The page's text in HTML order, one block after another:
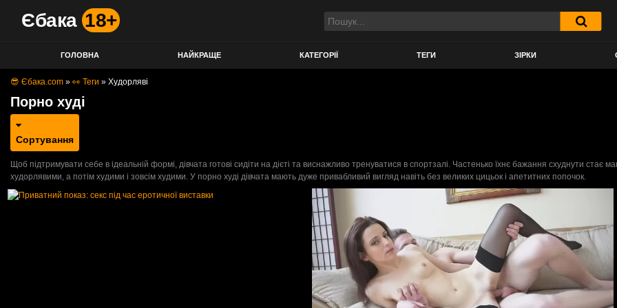
Єбака 18+
ГОЛОВНА НАЙКРАЩЕ КАТЕГОРІЇ ТЕГИ ЗІРКИ
😎 Єбака.com » 👀 Теги » Худорляві
Порно худі
Сортування
Щоб підтримувати себе в ідеальній формі, дівчата готові сидіти на дієті та виснажливо тренуватися в спортзалі. Частенько їхнє бажання схуднути стає
худорлявими, а потім худими і зовсім худими. У порно худі дівчата мають дуже привабливий вигляд навіть без великих цицьок і апетитних попочок.